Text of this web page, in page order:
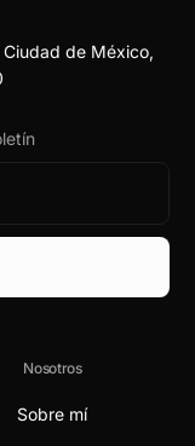
de México,
Nosotros
Sobre mí